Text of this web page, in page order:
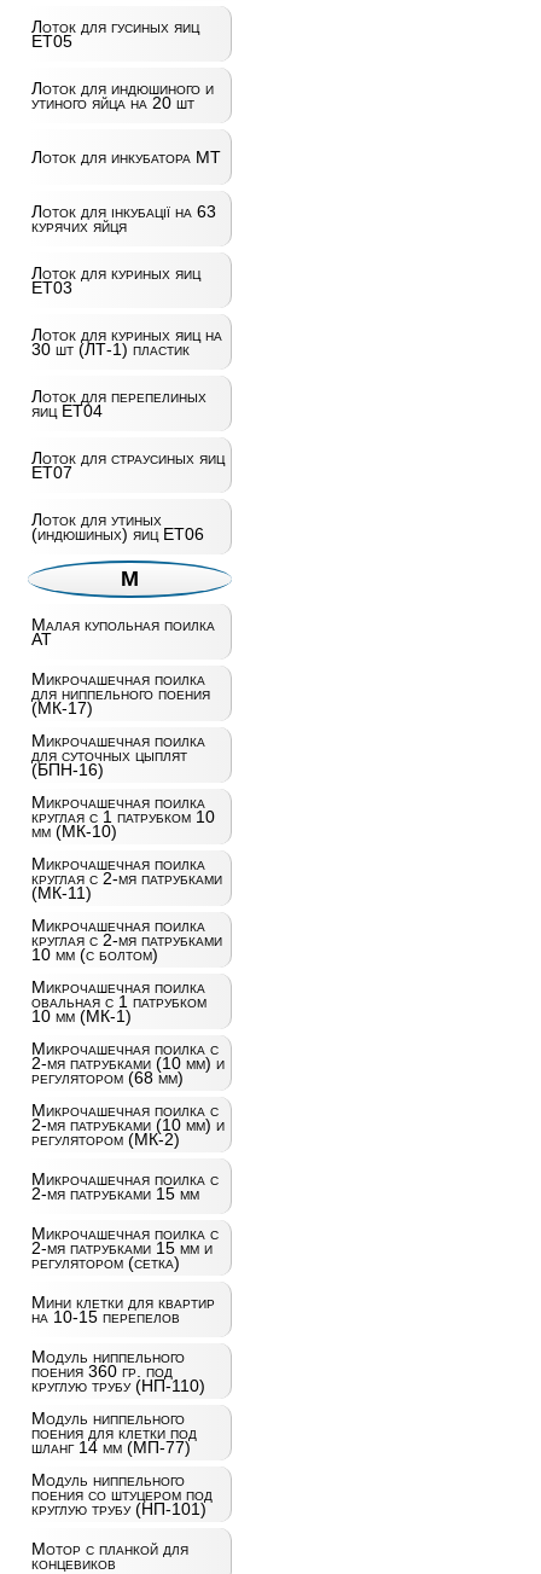
Лоток для гусиных яиц
ET05
Лоток для индюшиного и
утиного яйца на 20 шт
Лоток для инкубатора MT
Лоток для інкубації на 63
курячих яйця
Лоток для куриных яиц
ET03
Лоток для куриных яиц на
30 шт (ЛТ-1) пластик
Лоток для перепелиных
яиц ET04
Лоток для страусиных яиц
ET07
Лоток для утиных
(индюшиных) яиц ET06
М
Малая купольная поилка
AT
Микрочашечная поилка
для ниппельного поения
(МК-17)
Микрочашечная поилка
для суточных цыплят
(БПН-16)
Микрочашечная поилка
круглая с 1 патрубком 10
мм (МК-10)
Микрочашечная поилка
круглая с 2-мя патрубками
(МК-11)
Микрочашечная поилка
круглая с 2-мя патрубками
10 мм (с болтом)
Микрочашечная поилка
овальная с 1 патрубком
10 мм (МК-1)
Микрочашечная поилка с
2-мя патрубками (10 мм) и
регулятором (68 мм)
Микрочашечная поилка с
2-мя патрубками (10 мм) и
регулятором (МК-2)
Микрочашечная поилка с
2-мя патрубками 15 мм
Микрочашечная поилка с
2-мя патрубками 15 мм и
регулятором (сетка)
Мини клетки для квартир
на 10-15 перепелов
Модуль ниппельного
поения 360 гр. под
круглую трубу (НП-110)
Модуль ниппельного
поения для клетки под
шланг 14 мм (МП-77)
Модуль ниппельного
поения со штуцером под
круглую трубу (НП-101)
Мотор с планкой для
концевиков